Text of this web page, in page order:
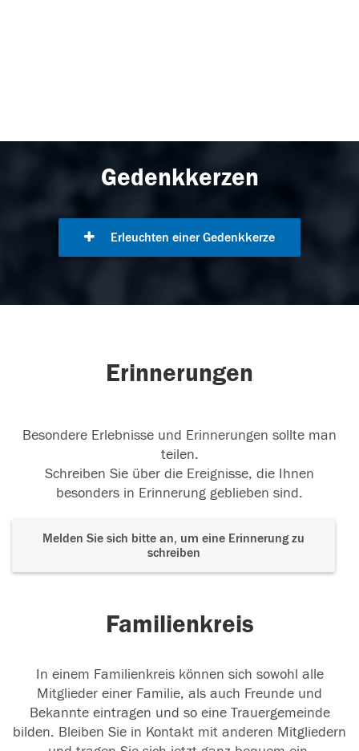
Gedenkkerzen
Erleuchten einer Gedenkkerze
Erinnerungen
Besondere Erlebnisse und Erinnerungen sollte man
teilen.
Schreiben Sie über die Ereignisse, die Ihnen
besonders in Erinnerung geblieben sind.
Melden Sie sich bitte an, um eine Erinnerung zu
schreiben
Familienkreis
In einem Familienkreis können sich sowohl alle
Mitglieder einer Familie, als auch Freunde und
Bekannte eintragen und so eine Trauergemeinde
bilden. Bleiben Sie in Kontakt mit anderen Mitgliedern